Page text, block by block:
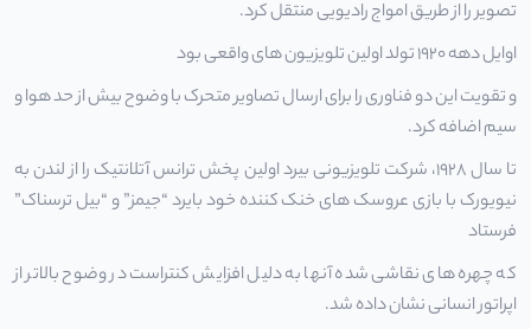
تصویر را از طریق امواج رادیویی منتقل کرد.
اوایل دهه 1920 تولد اولین تلویزیون های واقعی بود
و تقویت این دو فناوری را برای ارسال تصاویر متحرک با وضوح بیش از حد هوا و
سیم اضافه کرد.
تا سال 1928، شرکت تلویزیونی بیرد اولین پخش ترانس آتلانتیک را از لندن به
نیویورک با بازی عروسک های خنک کننده خود بایرد “جیمز” و “بیل ترسناک”
فرستاد
که چهره های نقاشی شده آنها به دلیل افزایش کنتراست در وضوح بالاتر از
اپراتور انسانی نشان داده شد.